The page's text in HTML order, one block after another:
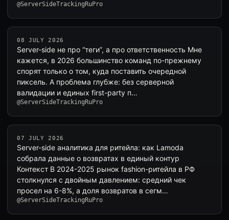
@ServerSideTrackingRuPro
08 JULY 2026
Server-side не про “теги”, а про ответственность Мне
кажется, в 2026 большинство команд по-прежнему
спорят только о том, куда поставить очередной
пиксель. А проблема глубже: без серверной
валидации и единых first-party п…
@ServerSideTrackingRuPro
07 JULY 2026
Server-side аналитика для ритейла: как Lamoda
собрала данные о возвратах в единый контур
Контекст В 2024-2025 рынок fashion-ритейла в РФ
столкнулся с двойным давлением: средний чек
просел на 6-8%, а доля возвратов в сегм…
@ServerSideTrackingRuPro